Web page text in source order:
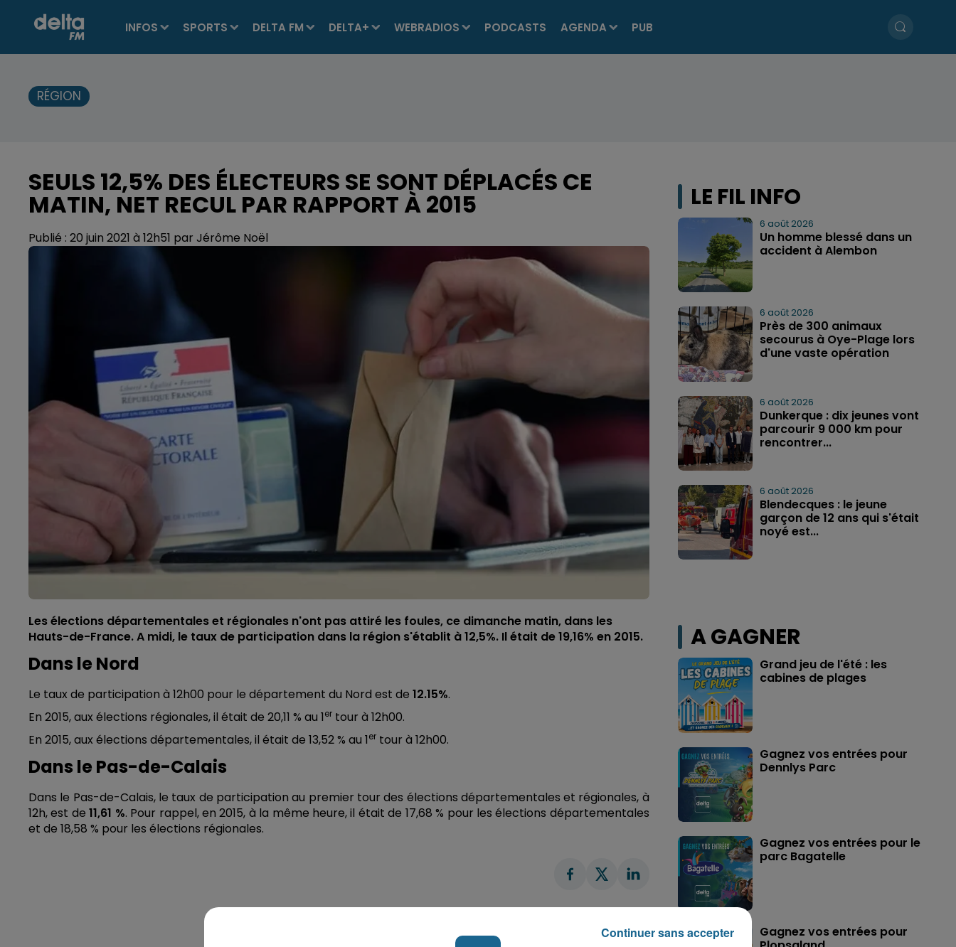
INFOS SPORTS DELTA FM DELTA+ WEBRADIOS PODCASTS AGENDA PUB
RÉGION
SEULS 12,5% DES ÉLECTEURS SE SONT DÉPLACÉS CE
MATIN, NET RECUL PAR RAPPORT À 2015
Publié : 20 juin 2021 à 12h51 par Jérôme Noël
Les élections départementales et régionales n'ont pas attiré les foules, ce dimanche matin, dans les
Hauts-de-France. A midi, le taux de participation dans la région s'établit à 12,5%. Il était de 19,16% en 2015.
Dans le Nord
Le taux de participation à 12h00 pour le département du Nord est de 12.15%.
En 2015, aux élections régionales, il était de 20,11 % au 1er tour à 12h00.
En 2015, aux élections départementales, il était de 13,52 % au 1er tour à 12h00.
Dans le Pas-de-Calais
Dans le Pas-de-Calais, le taux de participation au premier tour des élections départementales et régionales, à
12h, est de 11,61 %. Pour rappel, en 2015, à la même heure, il était de 17,68 % pour les élections départementales
et de 18,58 % pour les élections régionales.
LE FIL INFO
6 août 2026
Un homme blessé dans un
accident à Alembon
6 août 2026
Près de 300 animaux
secourus à Oye-Plage lors
d'une vaste opération
6 août 2026
Dunkerque : dix jeunes vont
parcourir 9 000 km pour
rencontrer...
6 août 2026
Blendecques : le jeune
garçon de 12 ans qui s'était
noyé est...
A GAGNER
Grand jeu de l'été : les
cabines de plages
Gagnez vos entrées pour
Dennlys Parc
Gagnez vos entrées pour le
parc Bagatelle
Gagnez vos entrées pour
Continuer sans accepter